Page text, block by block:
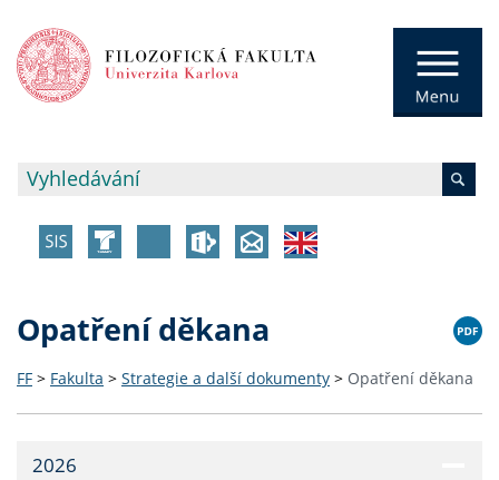
Opatření děkana
FF > Fakulta > Strategie a další dokumenty > Opatření děkana
2026